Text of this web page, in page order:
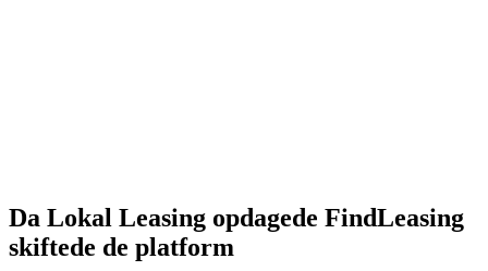
Da Lokal Leasing opdagede FindLeasing
skiftede de platform